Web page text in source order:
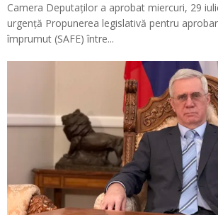
Camera Deputaților a aprobat miercuri, 29
urgență Propunerea legislativă pentru
împrumut (SAFE) între...